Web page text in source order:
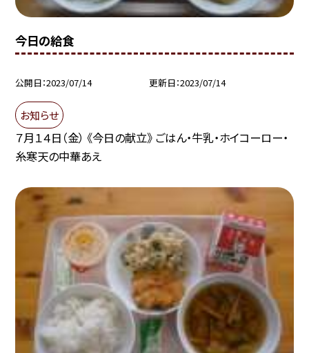
今日の給食
公開日 2023/07/14 更新日 2023/07/14
お知らせ
７月１４日（金） 《今日の献立》 ごはん・牛乳・ホイコーロー・
糸寒天の中華あえ